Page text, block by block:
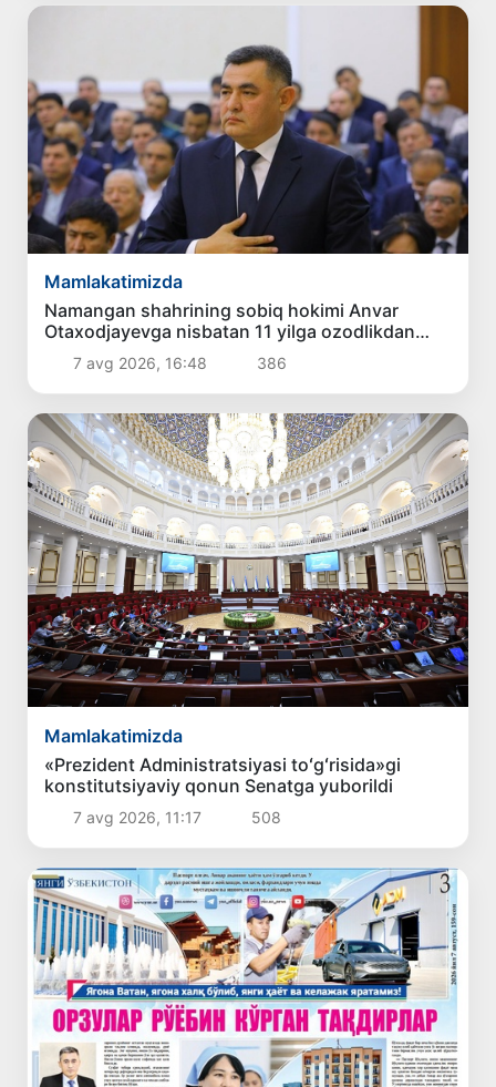
Mamlakatimizda
Namangan shahrining sobiq hokimi Anvar
Otaxodjayevga nisbatan 11 yilga ozodlikdan
mahrum qilish jazosi tayinlandi
7 avg 2026, 16:48 386
Mamlakatimizda
«Prezident Administratsiyasi toʻgʻrisida»gi
konstitutsiyaviy qonun Senatga yuborildi
7 avg 2026, 11:17 508